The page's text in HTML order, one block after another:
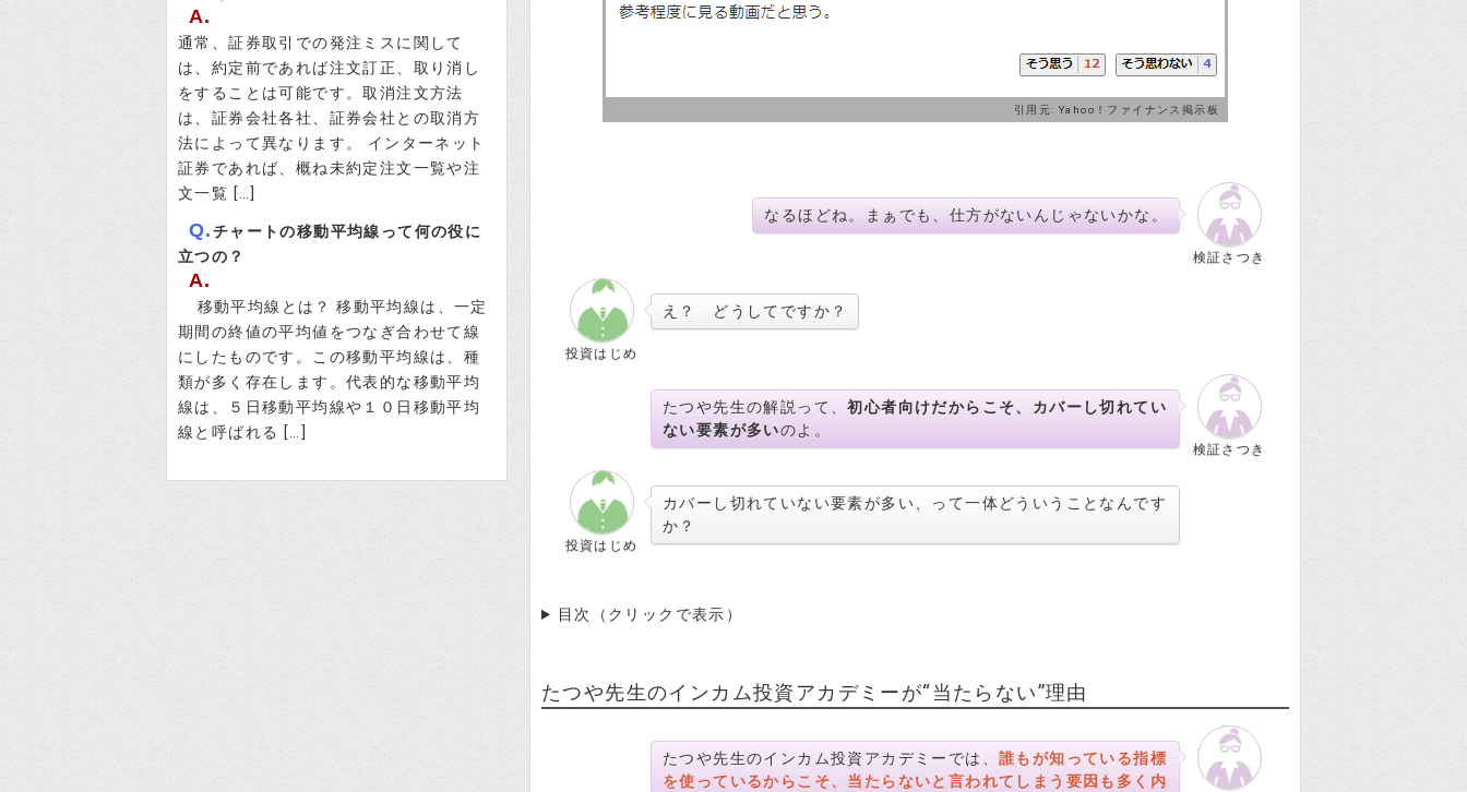
引用元: Yahoo！ファイナンス掲示板
検証さつき
なるほどね。まぁでも、仕方がないんじゃないかな。
投資はじめ
え？ どうしてですか？
検証さつき
たつや先生の解説って、初心者向けだからこそ、カバーし切れてい
ない要素が多いのよ。
投資はじめ
カバーし切れていない要素が多い、って一体どういうことなんです
か？
目次（クリックで表示）
たつや先生のインカム投資アカデミーが“当たらない”理由
たつや先生のインカム投資アカデミーでは、 誰もが知っている指標
を使っているからこそ、当たらないと言われてしまう要因も多く内
A.
通常、証券取引での発注ミスに関して
は、約定前であれば注文訂正、取り消し
をすることは可能です。取消注文方法
は、証券会社各社、証券会社との取消方
法によって異なります。 インターネット
証券であれば、概ね未約定注文一覧や注
文一覧 […]
Q.チャートの移動平均線って何の役に
立つの？
A.
移動平均線とは？ 移動平均線は、一定
期間の終値の平均値をつなぎ合わせて線
にしたものです。この移動平均線は、種
類が多く存在します。代表的な移動平均
線は、５日移動平均線や１０日移動平均
線と呼ばれる […]